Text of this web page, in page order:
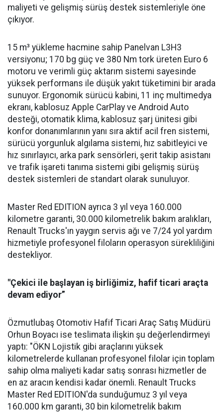
maliyeti ve gelişmiş sürüş destek sistemleriyle öne
çıkıyor.
15 m³ yükleme hacmine sahip Panelvan L3H3
versiyonu; 170 bg güç ve 380 Nm tork üreten Euro 6
motoru ve verimli güç aktarım sistemi sayesinde
yüksek performans ile düşük yakıt tüketimini bir arada
sunuyor. Ergonomik sürücü kabini, 11 inç multimedya
ekranı, kablosuz Apple CarPlay ve Android Auto
desteği, otomatik klima, kablosuz şarj ünitesi gibi
konfor donanımlarının yanı sıra aktif acil fren sistemi,
sürücü yorgunluk algılama sistemi, hız sabitleyici ve
hız sınırlayıcı, arka park sensörleri, şerit takip asistanı
ve trafik işareti tanıma sistemi gibi gelişmiş sürüş
destek sistemleri de standart olarak sunuluyor.
Master Red EDITION ayrıca 3 yıl veya 160.000
kilometre garanti, 30.000 kilometrelik bakım aralıkları,
Renault Trucks'ın yaygın servis ağı ve 7/24 yol yardım
hizmetiyle profesyonel filoların operasyon sürekliliğini
destekliyor.
"Çekici ile başlayan iş birliğimiz, hafif ticari araçta
devam ediyor”
Özmutlubaş Otomotiv Hafif Ticari Araç Satış Müdürü
Orhun Boyacı ise teslimata ilişkin şu değerlendirmeyi
yaptı: "ÖKN Lojistik gibi araçlarını yüksek
kilometrelerde kullanan profesyonel filolar için toplam
sahip olma maliyeti kadar satış sonrası hizmetler de
en az aracın kendisi kadar önemli. Renault Trucks
Master Red EDITION'da sunduğumuz 3 yıl veya
160.000 km garanti, 30 bin kilometrelik bakım